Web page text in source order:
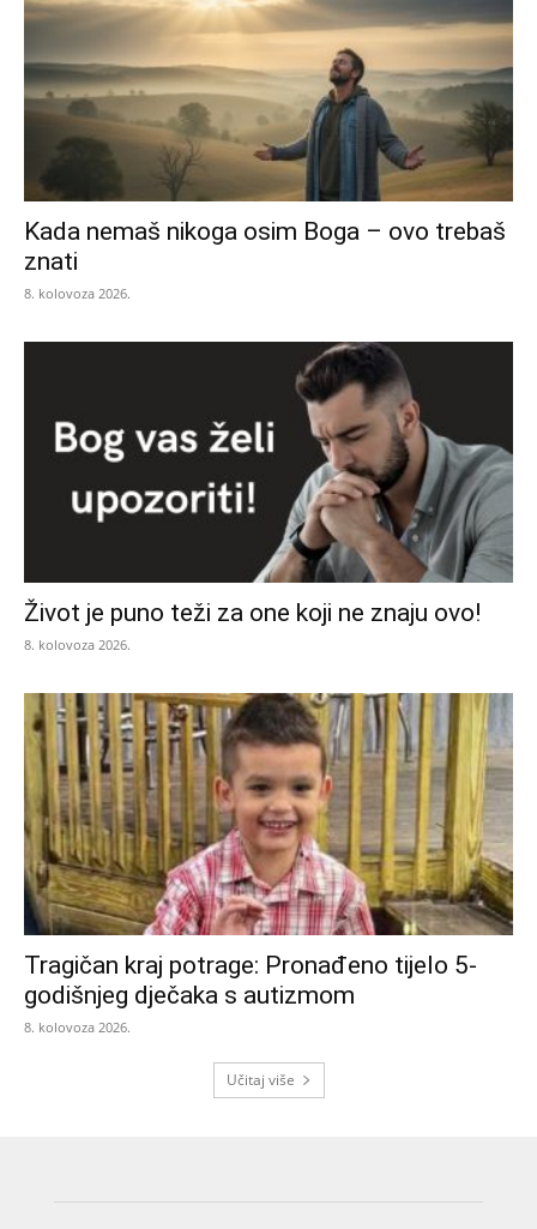
Kada nemaš nikoga osim Boga – ovo trebaš
znati
8. kolovoza 2026.
Život je puno teži za one koji ne znaju ovo!
8. kolovoza 2026.
Tragičan kraj potrage: Pronađeno tijelo 5-
godišnjeg dječaka s autizmom
8. kolovoza 2026.
Učitaj više